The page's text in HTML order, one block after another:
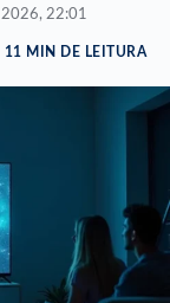
2026, 22:01
11 MIN DE LEITURA